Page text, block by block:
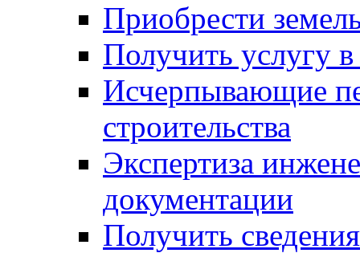
Приобрести
Получить услугу в
Исчерпывающие
строительства
Экспертиза
документации
Получить